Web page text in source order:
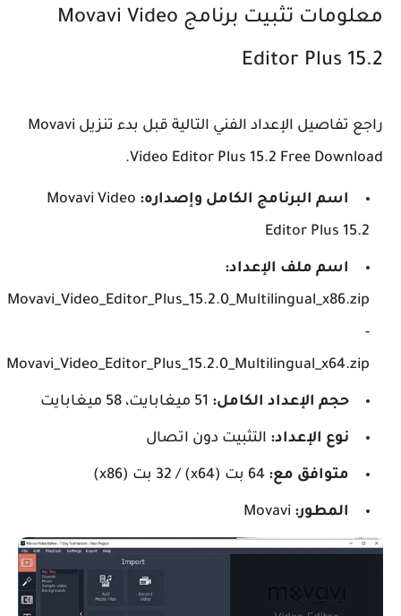
معلومات تثبيت برنامج Movavi Video
Editor Plus 15.2
راجع تفاصيل الإعداد الفني التالية قبل بدء تنزيل Movavi
Video Editor Plus 15.2 Free Download.
اسم البرنامج الكامل وإصداره: Movavi Video
Editor Plus 15.2
اسم ملف الإعداد:
Movavi_Video_Editor_Plus_15.2.0_Multilingual_x86.zip
-
Movavi_Video_Editor_Plus_15.2.0_Multilingual_x64.zip
حجم الإعداد الكامل:
نوع الإعداد: التثبيت دون اتصال
متوافق مع: 64 بت (x64) / 32 بت (x86)
المطور: